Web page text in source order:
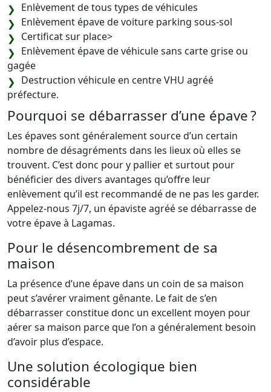
Enlèvement de tous types de véhicules
Enlèvement épave de voiture parking sous-sol
Certificat sur place>
Enlèvement épave de véhicule sans carte grise ou
gagée
Destruction véhicule en centre VHU agréé
préfecture.
Pourquoi se débarrasser d’une épave ?
Les épaves sont généralement source d’un certain
nombre de désagréments dans les lieux où elles se
trouvent. C’est donc pour y pallier et surtout pour
bénéficier des divers avantages qu’offre leur
enlèvement qu’il est recommandé de ne pas les garder.
Appelez-nous 7j/7, un épaviste agréé se débarrasse de
votre épave à Lagamas.
Pour le désencombrement de sa
maison
La présence d’une épave dans un coin de sa maison
peut s’avérer vraiment gênante. Le fait de s’en
débarrasser constitue donc un excellent moyen pour
aérer sa maison parce que l’on a généralement besoin
d’avoir plus d’espace.
Une solution écologique bien
considérable